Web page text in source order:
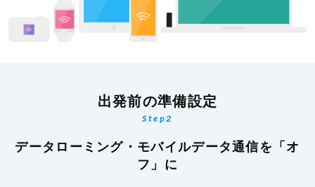
出発前の準備設定
Step2
データローミング・モバイルデータ通信を「オ
フ」に